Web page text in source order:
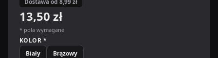
Dostawa od 8,99 zł
13,50 zł
* pola wymagane
KOLOR *
Biały
Brązowy